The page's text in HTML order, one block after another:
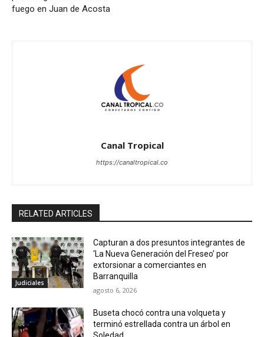
fuego en Juan de Acosta
Canal Tropical
https://canaltropical.co
RELATED ARTICLES
Judiciales
Capturan a dos presuntos integrantes de
‘La Nueva Generación del Freseo’ por
extorsionar a comerciantes en
Barranquilla
agosto 6, 2026
Buseta chocó contra una volqueta y
terminó estrellada contra un árbol en